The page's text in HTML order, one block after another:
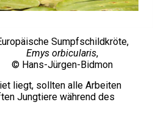
Sumpfschildkröte,
Emys orbicularis,
© Hans-Jürgen-Bidmon
liegt, sollten alle Arbeiten
Jungtiere während des